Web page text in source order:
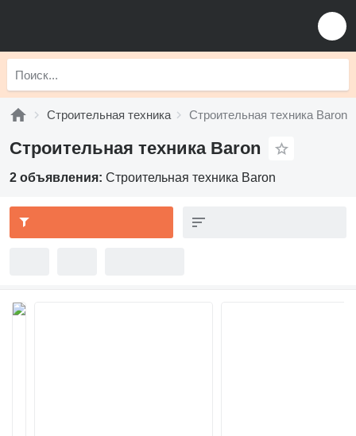
Строительная техника Строительная техника Baron
Строительная техника Baron
2 объявления: Строительная техника Baron